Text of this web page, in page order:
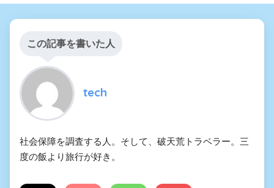
この記事を書いた人
tech
社会保障を調査する人。そして、破天荒トラベラー。三
度の飯より旅行が好き。